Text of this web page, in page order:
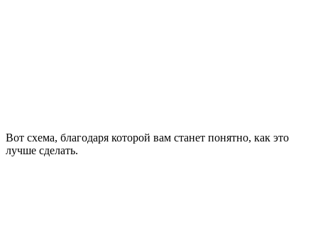
Вот схема, благодаря которой вам станет понятно, как это
лучше сделать.